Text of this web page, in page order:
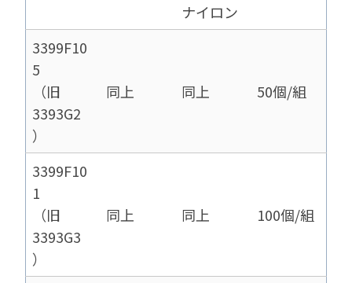
ナイロン
3399F10
5
（旧
3393G2
）
同上 同上 50個/組
3399F10
1
（旧
3393G3
）
同上 同上 100個/組